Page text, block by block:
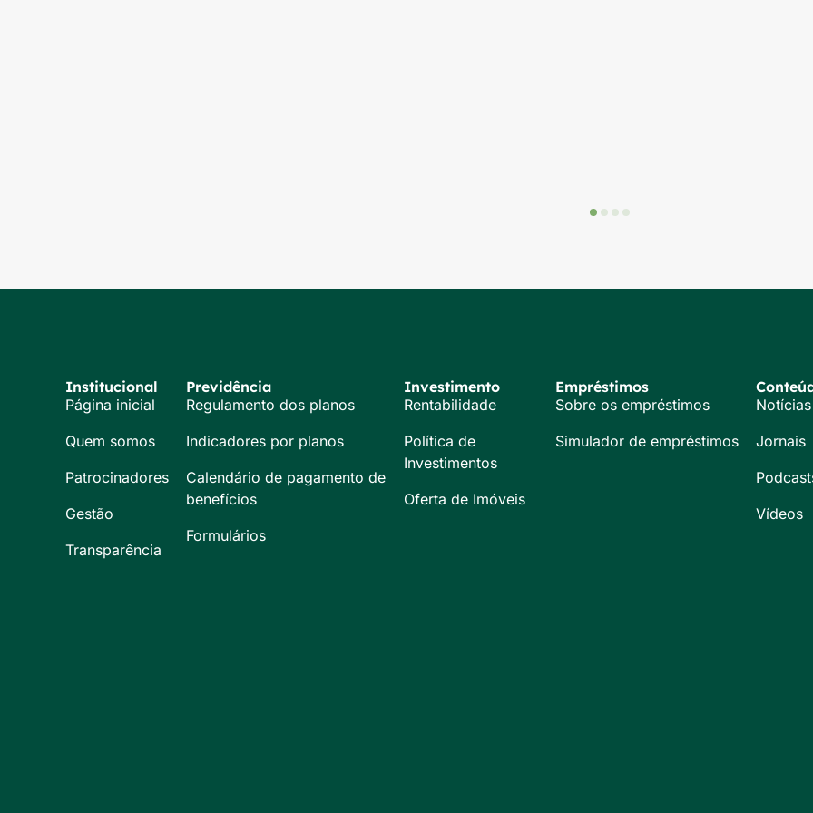
Institucional
Página inicial
Quem somos
Patrocinadores
Gestão
Transparência
Previdência
Regulamento dos planos
Indicadores por planos
Calendário de pagamento de
benefícios
Formulários
Investimento
Rentabilidade
Política de
Investimentos
Oferta de Imóveis
Empréstimos
Sobre os empréstimos
Simulador de empréstimos
Notícias
Jornais
Vídeos